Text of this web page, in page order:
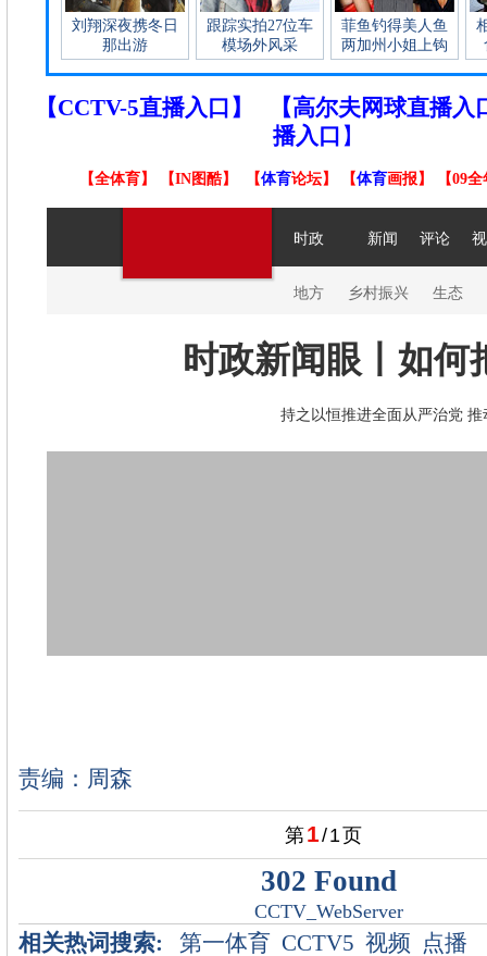
【CCTV-5直播入口】 【高尔夫网球直播入
播入口 】
【全体育】 【IN图酷】 【体育论坛】 【体育画报】 【09
责编：周森
第1/1页
302 Found
CCTV_WebServer
相关热词搜索: 第一体育 CCTV5 视频 点播